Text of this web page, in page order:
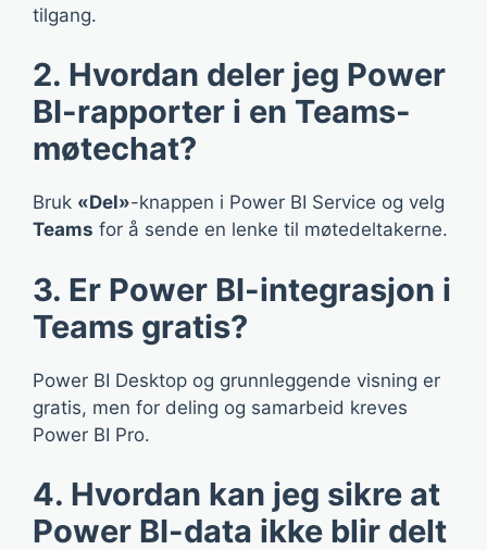
tilgang.
2. Hvordan deler jeg Power
BI-rapporter i en Teams-
møtechat?
Bruk «Del»-knappen i Power BI Service og velg
Teams for å sende en lenke til møtedeltakerne.
3. Er Power BI-integrasjon i
Teams gratis?
Power BI Desktop og grunnleggende visning er
gratis, men for deling og samarbeid kreves
Power BI Pro.
4. Hvordan kan jeg sikre at
Power BI-data ikke blir delt